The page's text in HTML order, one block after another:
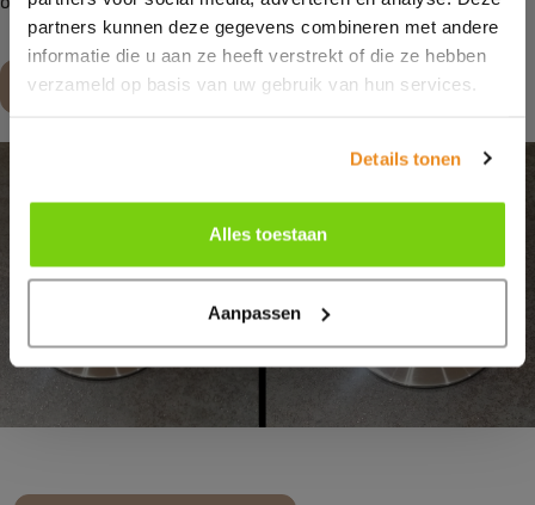
partners kunnen deze gegevens combineren met andere
informatie die u aan ze heeft verstrekt of die ze hebben
verzameld op basis van uw gebruik van hun services.
Details tonen
Alles toestaan
Aanpassen
Maak een afspraak